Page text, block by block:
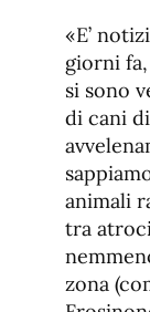
«E’
giorni
si sono
di cani
animali
tra
zona